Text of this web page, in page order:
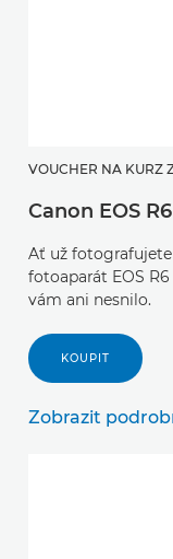
VOUCHER NA KURZ
Canon EOS R6
Ať už
fotoaparát EOS
vám ani nesnilo.
KOUPIT
Zobrazit
Zobrazit